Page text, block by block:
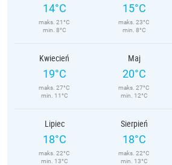
14°C
maks. 21°C
min. 8°C
15°C
maks. 23°C
min. 8°C
Kwiecień
19°C
maks. 27°C
min. 11°C
Maj
20°C
maks. 27°C
min. 12°C
Lipiec
18°C
maks. 22°C
min. 13°C
Sierpień
18°C
maks. 22°C
min. 13°C